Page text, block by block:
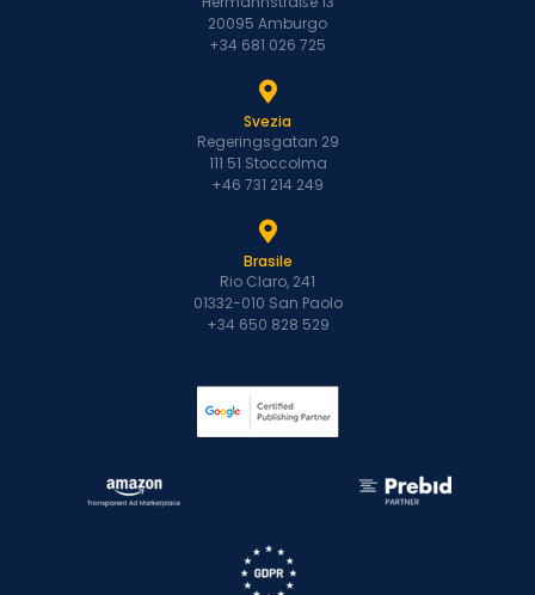
20095 Amburgo
+34 681 026 725
Svezia
Regeringsgatan 29
111 51 Stoccolma
+46 731 214 249
Brasile
Rio Claro, 241
01332-010 San Paolo
+34 650 828 529